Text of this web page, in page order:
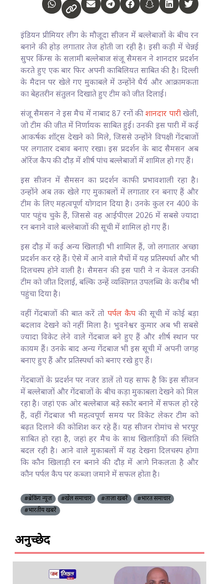
इंडियन प्रीमियर लीग के मौजूदा सीजन में बल्लेबाजों के बीच रन
बनाने की होड़ लगातार तेज होती जा रही है। इसी कड़ी में चेन्नई
सुपर किंग्स के सलामी बल्लेबाज संजू सैमसन ने शानदार प्रदर्शन
करते हुए एक बार फिर अपनी काबिलियत साबित की है। दिल्ली
के मैदान पर खेले गए मुकाबले में उन्होंने धैर्य और आक्रामकता
का बेहतरीन संतुलन दिखाते हुए टीम को जीत दिलाई।
संजू सैमसन ने इस मैच में नाबाद 87 रनों कीशानदार पारीखेली,
जो टीम की जीत में निर्णायक साबित हुई। उनकी इस पारी में कई
आकर्षक शॉट्स देखने को मिले, जिससे उन्होंने विपक्षी गेंदबाजों
पर लगातार दबाव बनाए रखा। इस प्रदर्शन के बाद सैमसन अब
ऑरेंज कैप की दौड़ में शीर्ष पांच बल्लेबाजों में शामिल हो गए हैं।
इस सीजन में सैमसन का प्रदर्शन काफी प्रभावशाली रहा है।
उन्होंने अब तक खेले गए मुकाबलों में लगातार रन बनाए हैं और
टीम के लिए महत्वपूर्ण योगदान दिया है। उनके कुल रन 400 के
पार पहुंच चुके हैं, जिससे वह आईपीएल 2026 में सबसे ज्यादा
रन बनाने वाले बल्लेबाजों की सूची में शामिल हो गए हैं।
इस दौड़ में कई अन्य खिलाड़ी भी शामिल हैं, जो लगातार अच्छा
प्रदर्शन कर रहे हैं। ऐसे में आने वाले मैचों में यह प्रतिस्पर्धा और भी
दिलचस्प होने वाली है। सैमसन की इस पारी ने न केवल उनकी
टीम को जीत दिलाई, बल्कि उन्हें व्यक्तिगत उपलब्धि के करीब भी
पहुंचा दिया है।
वहीं गेंदबाजों की बात करें तो पर्पल कैपकी सूची में कोई बड़ा
बदलाव देखने को नहीं मिला है। भुवनेश्वर कुमार अब भी सबसे
ज्यादा विकेट लेने वाले गेंदबाज बने हुए हैं और शीर्ष स्थान पर
कायम हैं। उनके बाद अन्य गेंदबाज भी इस सूची में अपनी जगह
बनाए हुए हैं और प्रतिस्पर्धा को बनाए रखे हुए हैं।
गेंदबाजों के प्रदर्शन पर नजर डालें तो यह साफ है कि इस सीजन
में बल्लेबाजों और गेंदबाजों के बीच कड़ा मुकाबला देखने को मिल
रहा है। जहां एक ओर बल्लेबाज बड़े स्कोर बनाने में सफल हो रहे
हैं, वहीं गेंदबाज भी महत्वपूर्ण समय पर विकेट लेकर टीम को
बढ़त दिलाने की कोशिश कर रहे हैं। यह सीजन रोमांच से भरपूर
साबित हो रहा है, जहां हर मैच के साथ खिलाड़ियों की स्थिति
बदल रही है। आने वाले मुकाबलों में यह देखना दिलचस्प होगा
कि कौन खिलाड़ी रन बनाने की दौड़ में आगे निकलता है और
कौन पर्पल कैप पर कब्जा जमाने में सफल होता है।
#ब्रेकिंग न्यूज़ #खेल समाचार #ताज़ा खबरें
#भारत समाचार
#भारतीय खबरें
अनुच्छेद